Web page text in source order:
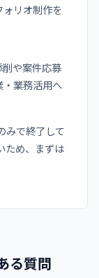
ォリオ制作を
削や案件応募
・業務活用へ
みで終了して
ため、まずは
る質問